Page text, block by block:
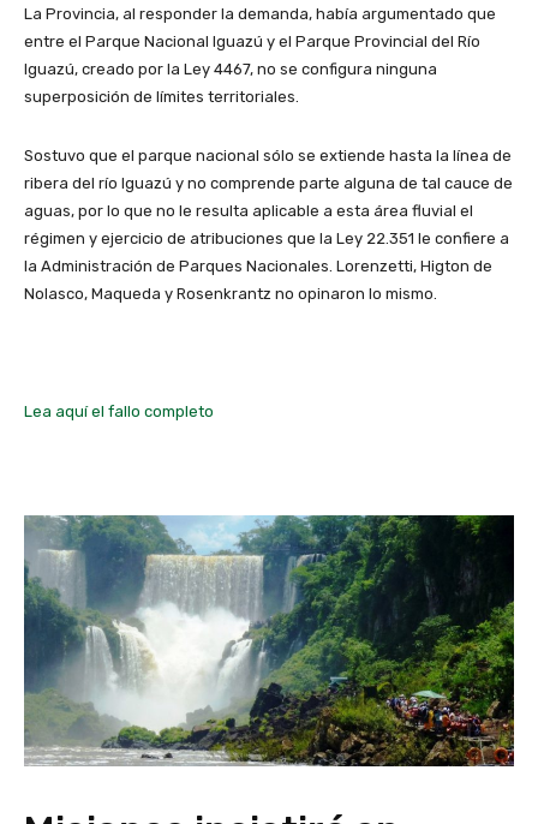
La Provincia, al responder la demanda, había argumentado que
entre el Parque Nacional Iguazú y el Parque Provincial del Río
Iguazú, creado por la Ley 4467, no se configura ninguna
superposición de límites territoriales.
Sostuvo que el parque nacional sólo se extiende hasta la línea de
ribera del río Iguazú y no comprende parte alguna de tal cauce de
aguas, por lo que no le resulta aplicable a esta área fluvial el
régimen y ejercicio de atribuciones que la Ley 22.351 le confiere a
la Administración de Parques Nacionales. Lorenzetti, Higton de
Nolasco, Maqueda y Rosenkrantz no opinaron lo mismo.
Lea aquí el fallo completo